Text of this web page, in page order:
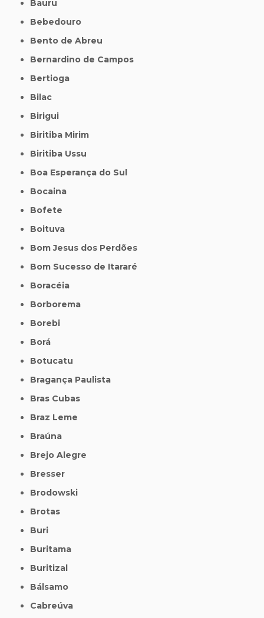
Bauru
Bebedouro
Bento de Abreu
Bernardino de Campos
Bertioga
Bilac
Birigui
Biritiba Mirim
Biritiba Ussu
Boa Esperança do Sul
Bocaina
Bofete
Boituva
Bom Jesus dos Perdões
Bom Sucesso de Itararé
Boracéia
Borborema
Borebi
Borá
Botucatu
Bragança Paulista
Bras Cubas
Braz Leme
Braúna
Brejo Alegre
Bresser
Brodowski
Brotas
Buri
Buritama
Buritizal
Bálsamo
Cabreúva